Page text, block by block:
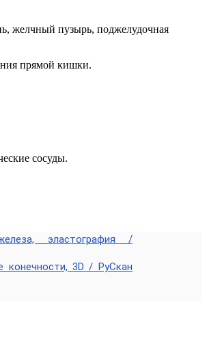
желчный пузырь, поджелудочная
прямой кишки.
сосуды.